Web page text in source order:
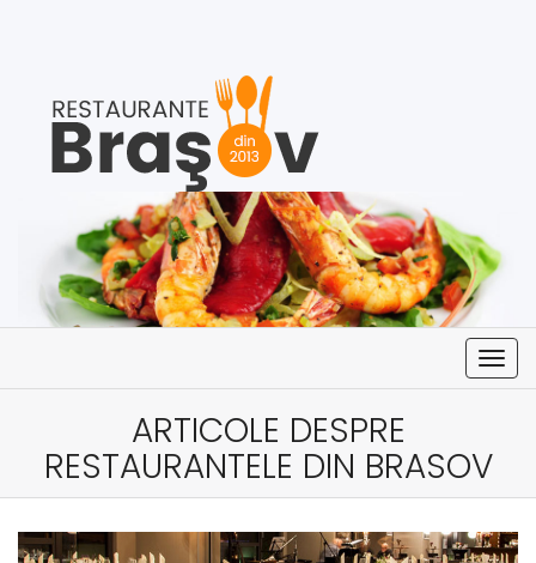
ARTICOLE DESPRE
RESTAURANTELE DIN BRASOV